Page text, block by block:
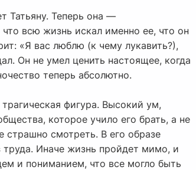
Татьяну. Теперь она —
всю жизнь искал именно ее, что он
«Я вас люблю (к чему лукавить?),
Он не умел ценить настоящее, когда
теперь абсолютно.
фигура. Высокий ум,
которое учило его брать, а не
страшно смотреть. В его образе
труда. Иначе жизнь пройдет мимо, и
и пониманием, что все могло быть